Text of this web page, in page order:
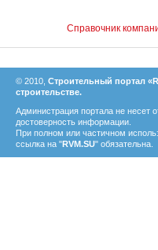
Справочник
© 2010, Строительный портал
строительстве.
Администрация портала не несет
достоверность информации.
При полном или частичном
ссылка на "RVM.SU" обязательна.